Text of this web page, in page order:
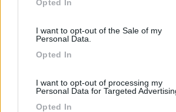
use your data for below specified
Opted In
I want to opt-out of the Sale of my
Personal Data.
Opted In
I want to opt-out of processing my
Personal Data for Targeted
Opted In
www.iz4dji.it